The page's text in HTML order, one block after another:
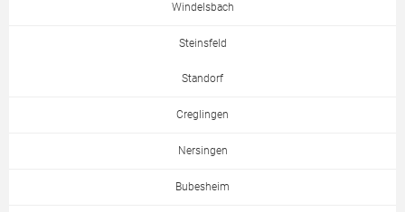
Windelsbach
Steinsfeld
Standorf
Creglingen
Nersingen
Bubesheim